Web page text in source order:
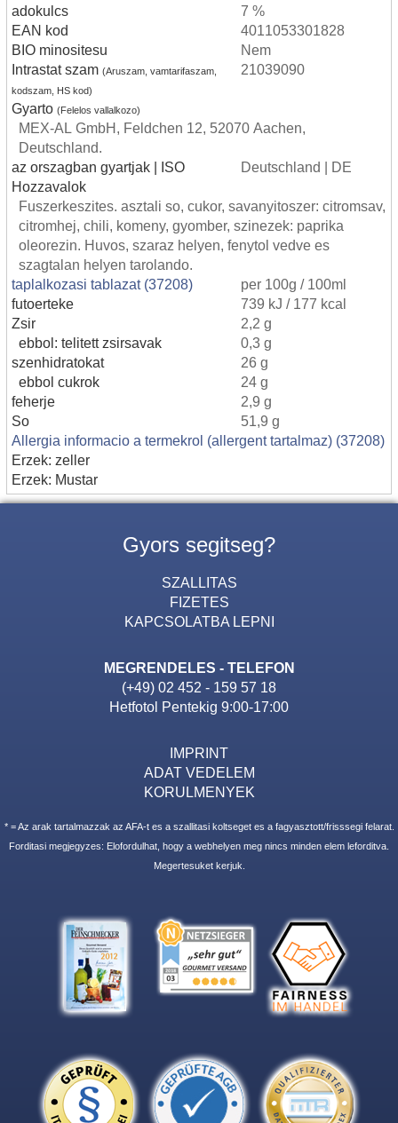
adokulcs
7 %
EAN kod
4011053301828
BIO minositesu
Nem
Intrastat szam (Aruszam, vamtarifaszam,
kodszam, HS kod)
21039090
Gyarto (Felelos vallalkozo)
MEX-AL GmbH, Feldchen 12, 52070 Aachen,
Deutschland.
az orszagban gyartjak | ISO
Deutschland | DE
Hozzavalok
Fuszerkeszites. asztali so, cukor, savanyitoszer: citromsav,
citromhej, chili, komeny, gyomber, szinezek: paprika
oleorezin. Huvos, szaraz helyen, fenytol vedve es
szagtalan helyen tarolando.
taplalkozasi tablazat (37208)
per 100g / 100ml
futoerteke
739 kJ / 177 kcal
Zsir
2,2 g
ebbol: telitett zsirsavak
0,3 g
szenhidratokat
26 g
ebbol cukrok
24 g
feherje
2,9 g
So
51,9 g
Allergia informacio a termekrol (allergent tartalmaz) (37208)
Erzek: zeller
Erzek: Mustar
Gyors segitseg?
SZALLITAS
FIZETES
KAPCSOLATBA LEPNI
MEGRENDELES - TELEFON
(+49) 02 452 - 159 57 18
Hetfotol Pentekig 9:00-17:00
IMPRINT
ADAT VEDELEM
KORULMENYEK
* = Az arak tartalmazzak az AFA-t es a szallitasi koltseget es a fagyasztott/frisssegi felarat.
Forditasi megjegyzes: Elofordulhat, hogy a webhelyen meg nincs minden elem leforditva.
Megertesuket kerjuk.